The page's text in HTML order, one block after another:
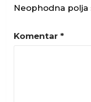
Neophodna polja
Komentar *